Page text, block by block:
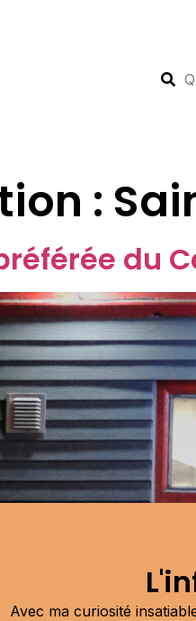
:
du
Avec ma curiosité